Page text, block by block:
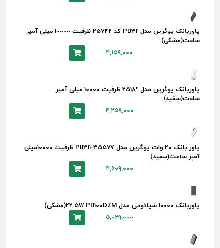
پاوربانک یوگرین مدل PB311 کد 25742 ظرفیت 10000 میلی آمپر
ساعت(مشکی)
۴,۱۵۹,۰۰۰
پاوربانک یوگرین مدل 25189 ظرفیت 10000 میلی آمپر
ساعت(سفید)
۴,۲۵۹,۰۰۰
پاور بانک 20 وات یوگرین مدل PB311-35577 ظرفیت 10000میلی
آمپر ساعت(سفید)
۴,۶۰۹,۰۰۰
پاوربانک 10000 شیائومی مدل 22.5W PB100DZM(مشکی)
۵,۰۲۹,۰۰۰